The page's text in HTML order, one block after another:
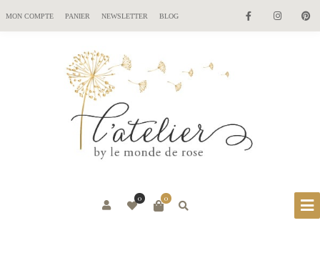
MON COMPTE PANIER NEWSLETTER BLOG
0
0